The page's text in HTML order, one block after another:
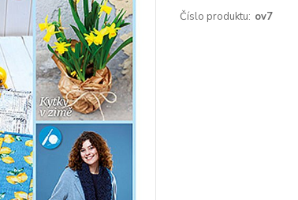
Číslo produktu: ov7